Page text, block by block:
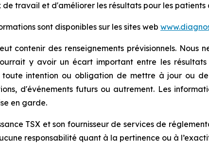
de travail et d'améliorer les résultats pour les patients
sont disponibles sur les sites web
contenir des renseignements prévisionnels. Nous
y avoir un écart important entre les
toute intention ou obligation de mettre à jour ou
d'événements futurs ou autrement. Les
en garde.
TSX et son fournisseur de services de
responsabilité quant à la pertinence ou à